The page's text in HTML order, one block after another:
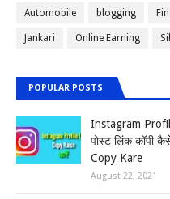
Automobile blogging
Jankari Online Earning
POPULAR POSTS
Instagram
पोस्ट लिंक कॉपी
Copy Kare
August 22, 2021